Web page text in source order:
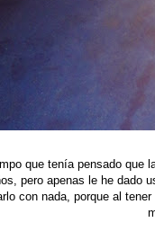
que tenía pensado que
pero apenas le he dado
con nada, porque al